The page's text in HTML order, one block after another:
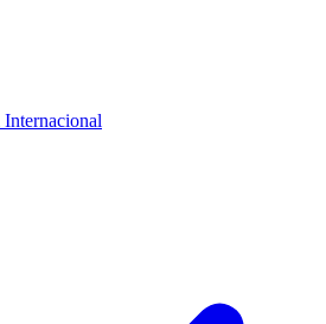
Internacional